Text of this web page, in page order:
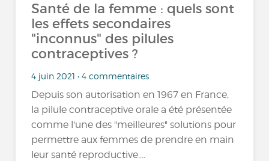
Santé de la femme : quels sont
les effets secondaires
"inconnus" des pilules
contraceptives ?
4 juin 2021 • 4 commentaires
Depuis son autorisation en 1967 en France,
la pilule contraceptive orale a été présentée
comme l'une des "meilleures" solutions pour
permettre aux femmes de prendre en main
leur santé reproductive....